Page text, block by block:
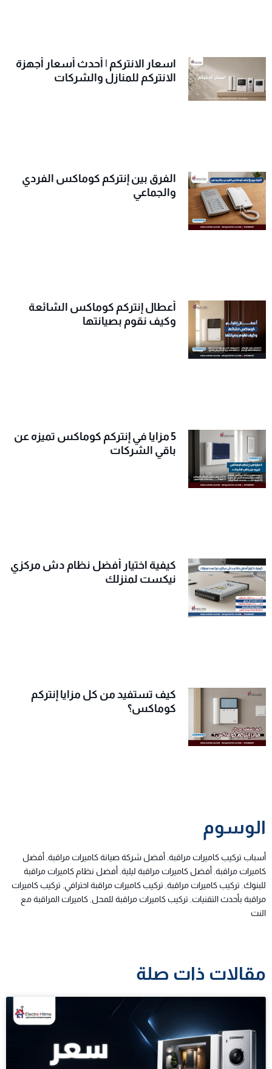
اسعار الانتركم | أحدث أسعار أجهزة
الانتركم للمنازل والشركات
الفرق بين إنتركم كوماكس الفردي
والجماعي
أعطال إنتركم كوماكس الشائعة
وكيف نقوم بصيانتها
5 مزايا في إنتركم كوماكس تميزه عن
باقي الشركات
كيفية اختيار أفضل نظام دش مركزي
نيكست لمنزلك
كيف تستفيد من كل مزايا إنتركم
كوماكس؟
الوسوم
أسباب تركيب كاميرات مراقبة, أفضل شركة صيانة كاميرات مراقبة, أفضل
كاميرات مراقبة, أفضل كاميرات مراقبة ليلية, أفضل نظام كاميرات مراقبة
للبنوك, تركيب كاميرات مراقبة, تركيب كاميرات مراقبة احترافي, تركيب كاميرات
مراقبة بأحدث التقنيات, تركيب كاميرات مراقبة للمحل, كاميرات المراقبة مع
النت
مقالات ذات صلة